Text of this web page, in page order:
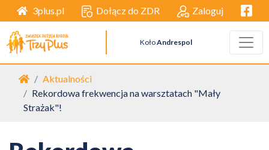
3plus.pl Dołącz do ZDR Zaloguj
KołoAndrespol
Strona główna
Aktualności
Rekordowa frekwencja na warsztatach "Mały
Strażak"!